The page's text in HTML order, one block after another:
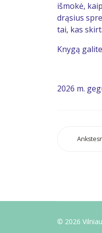
išmokė,
drąsius
tai, kas
Knygą
2026 m.
© 2026